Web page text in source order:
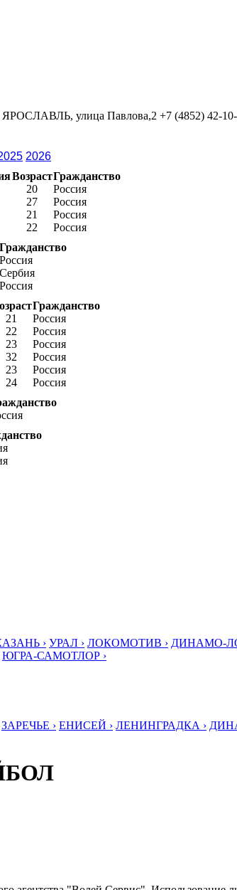
ЯРОСЛАВЛЬ, улица Павлова,2 +7 (4852) 42-
2026
ВозрастГражданство
20
Россия
27
Россия
21
Россия
22
Россия
Гражданство
Россия
Сербия
Россия
Гражданство
21
Россия
22
Россия
23
Россия
32
Россия
23
Россия
24
Россия
› УРАЛ › ЛОКОМОТИВ › ДИНАМО-
ЮГРА-САМОТЛОР ›
ЗАРЕЧЬЕ › ЕНИСЕЙ › ЛЕНИНГРАДКА ›